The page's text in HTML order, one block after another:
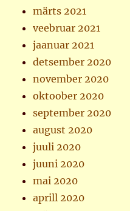
märts 2021
veebruar 2021
jaanuar 2021
detsember 2020
november 2020
oktoober 2020
september 2020
august 2020
juuli 2020
juuni 2020
mai 2020
aprill 2020